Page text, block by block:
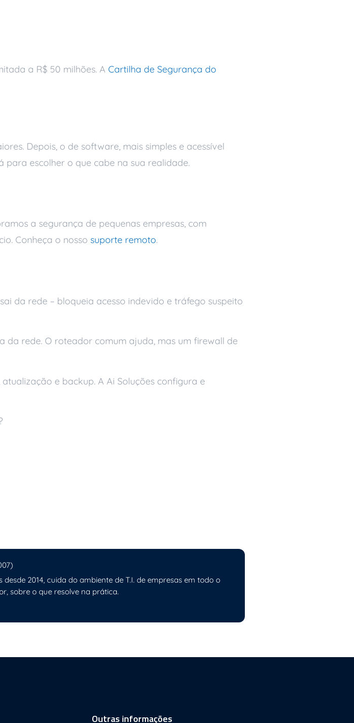
a R$ 50 milhões. A Cartilha de Segurança do
Depois, o de software, mais simples e acessível
para escolher o que cabe na sua realidade.
a segurança de pequenas empresas, com
Conheça o nosso suporte remoto.
da rede – bloqueia acesso indevido e tráfego suspeito
da rede. O roteador comum ajuda, mas um firewall de
e backup. A Ai Soluções configura e
2014, cuida do ambiente de T.I. de empresas em todo o
sobre o que resolve na prática.
Outras informações